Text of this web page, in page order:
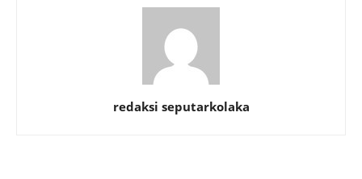
redaksi seputarkolaka